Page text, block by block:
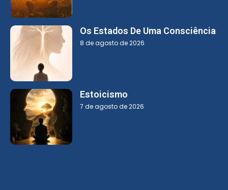
Os Estados De Uma Consciência
8 de agosto de 2026
Estoicismo
7 de agosto de 2026